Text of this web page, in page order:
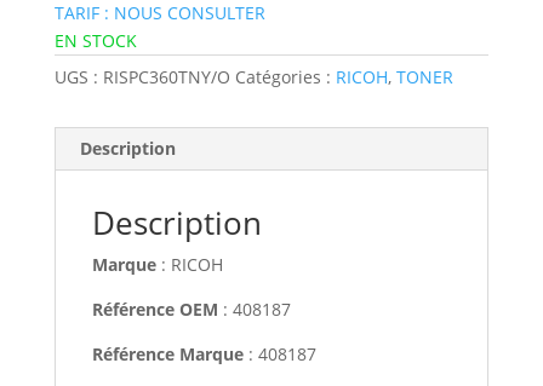
TARIF : NOUS CONSULTER
EN STOCK
UGS : RISPC360TNY/O Catégories : RICOH, TONER
Description
Description
Marque: RICOH
Référence OEM : 408187
Référence Marque: 408187